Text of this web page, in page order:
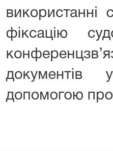
використанні
фіксацію
документів
допомогою